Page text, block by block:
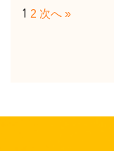
1 2 次へ »